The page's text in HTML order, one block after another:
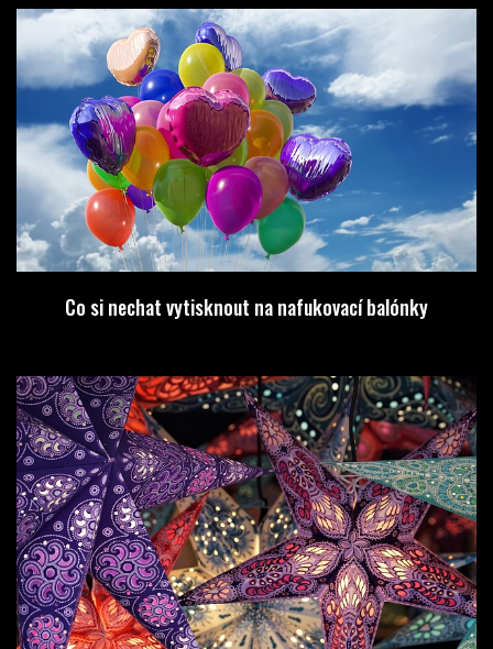
Co si nechat vytisknout na nafukovací balónky